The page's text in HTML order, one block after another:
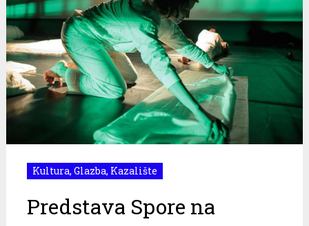
Kultura, Glazba, Kazalište
Predstava Spore na